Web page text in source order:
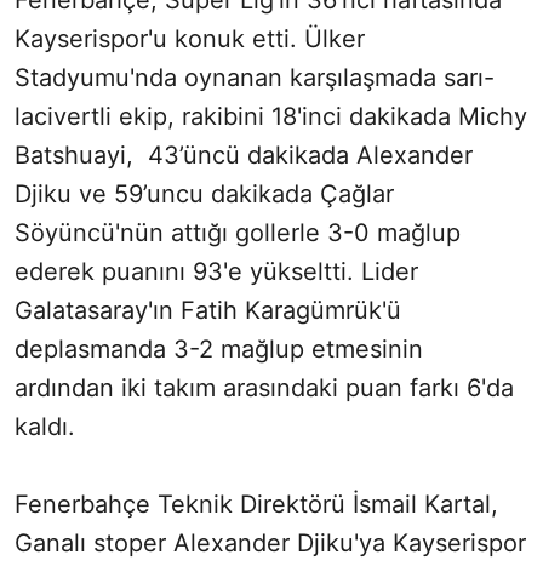
Kayserispor'u konuk etti. Ülker
Stadyumu'nda oynanan karşılaşmada sarı-
lacivertli ekip, rakibini 18'inci dakikada Michy
Batshuayi, 43’üncü dakikada Alexander
Djiku ve 59’uncu dakikada Çağlar
Söyüncü'nün attığı gollerle 3-0 mağlup
ederek puanını 93'e yükseltti. Lider
Galatasaray'ın Fatih Karagümrük'ü
deplasmanda 3-2 mağlup etmesinin
ardından iki takım arasındaki puan farkı 6'da
kaldı.
Fenerbahçe Teknik Direktörü İsmail Kartal,
Ganalı stoper Alexander Djiku'ya Kayserispor